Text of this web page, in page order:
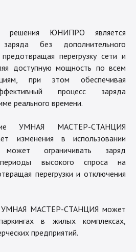
решения ЮНИПРО является
без дополнительного
перегрузку сети и
доступную мощность по всем
при этом обеспечивая
процесс заряда
реального времени.
УМНАЯ МАСТЕР-СТАНЦИЯ
изменения в использовании
ограничивать заряд
высокого спроса на
перегрузки и отключения
УМНАЯ МАСТЕР-СТАНЦИЯ может
в жилых комплексах,
предприятий.